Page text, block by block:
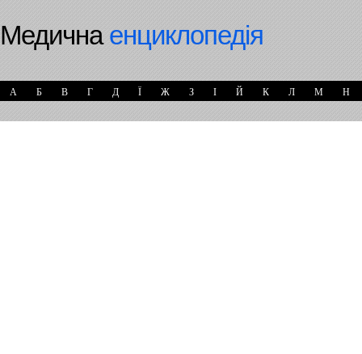
Медичнаенциклопедія
А Б В Г Д Ї Ж З І Й К Л М Н